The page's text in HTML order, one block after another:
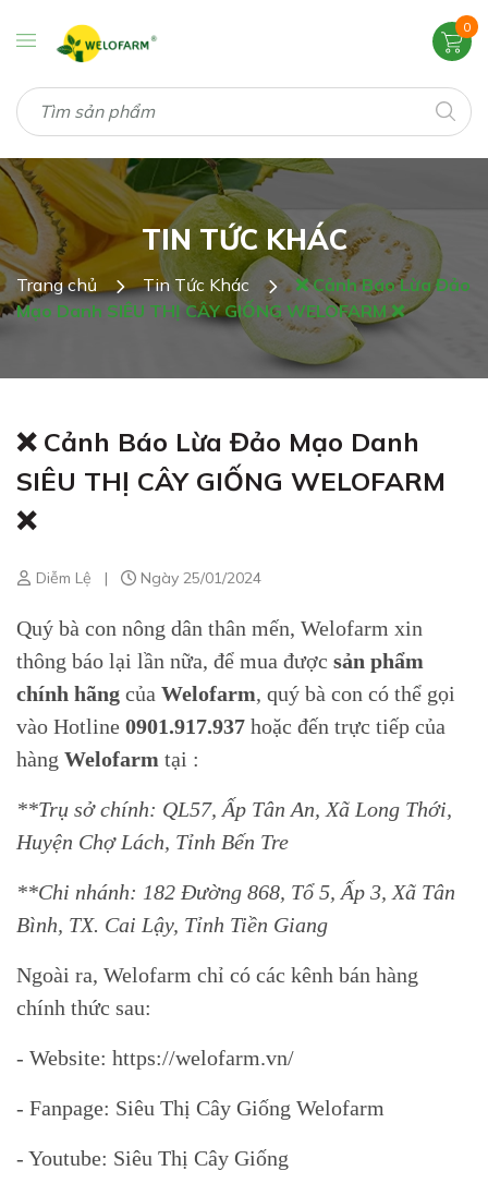
0
TIN TỨC KHÁC
Trang chủ Tin Tức Khác
❌ Cảnh Báo Lừa Đảo
Mạo Danh SIÊU THỊ CÂY GIỐNG WELOFARM ❌
❌ Cảnh Báo Lừa Đảo Mạo Danh
SIÊU THỊ CÂY GIỐNG WELOFARM
❌
Diễm Lệ | Ngày 25/01/2024
Quý bà con nông dân thân mến, Welofarm xin
thông báo lại lần nữa, để mua được sản phẩm
chính hãng của Welofarm, quý bà con có thể gọi
vào Hotline 0901.917.937 hoặc đến trực tiếp của
hàng Welofarm tại :
**Trụ sở chính: QL57, Ấp Tân An, Xã Long Thới,
Huyện Chợ Lách, Tỉnh Bến Tre
**Chi nhánh: 182 Đường 868, Tổ 5, Ấp 3, Xã Tân
Bình, TX. Cai Lậy, Tỉnh Tiền Giang
Ngoài ra, Welofarm chỉ có các kênh bán hàng
chính thức sau:
- Website: https://welofarm.vn/
- Fanpage: Siêu Thị Cây Giống Welofarm
- Youtube: Siêu Thị Cây Giống